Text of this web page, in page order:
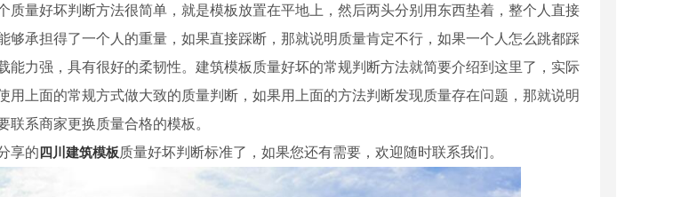
质量好坏判断方法很简单，就是模板放置在平地上，然后两头分别用东西垫着，整个人直接
够承担得了一个人的重量，如果直接踩断，那就说明质量肯定不行，如果一个人怎么跳都踩
能力强，具有很好的柔韧性。建筑模板质量好坏的常规判断方法就简要介绍到这里了，实际
用上面的常规方式做大致的质量判断，如果用上面的方法判断发现质量存在问题，那就说明
联系商家更换质量合格的模板。
享的四川建筑模板质量好坏判断标准了，如果您还有需要，欢迎随时联系我们。